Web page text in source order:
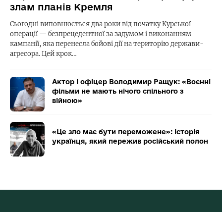
злам планів Кремля
Сьогодні виповнюється два роки від початку Курської
операції — безпрецедентної за задумом і виконанням
кампанії, яка перенесла бойові дії на територію держави-
агресора. Цей крок…
Актор і офіцер Володимир Ращук: «Воєнні
фільми не мають нічого спільного з
війною»
«Це зло має бути переможене»: історія
українця, який пережив російський полон